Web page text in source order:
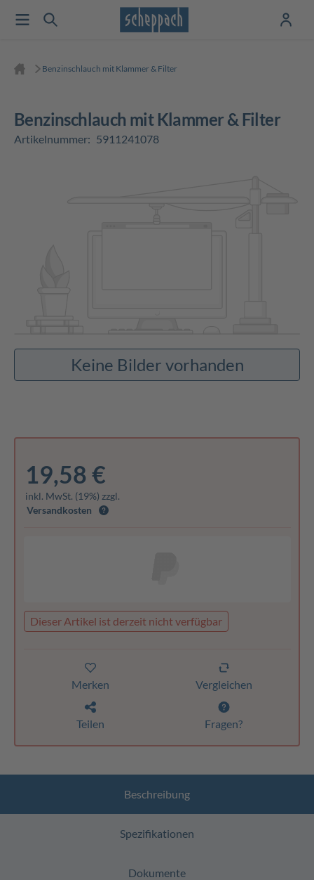
Benzinschlauch mit Klammer & Filter
Benzinschlauch mit Klammer & Filter
Artikelnummer: 5911241078
Keine Bilder vorhanden
19,58 €
inkl. MwSt. (19%) zzgl.
Versandkosten
Dieser Artikel ist derzeit nicht verfügbar
Merken Vergleichen
Teilen Fragen?
Beschreibung
Spezifikationen
Dokumente